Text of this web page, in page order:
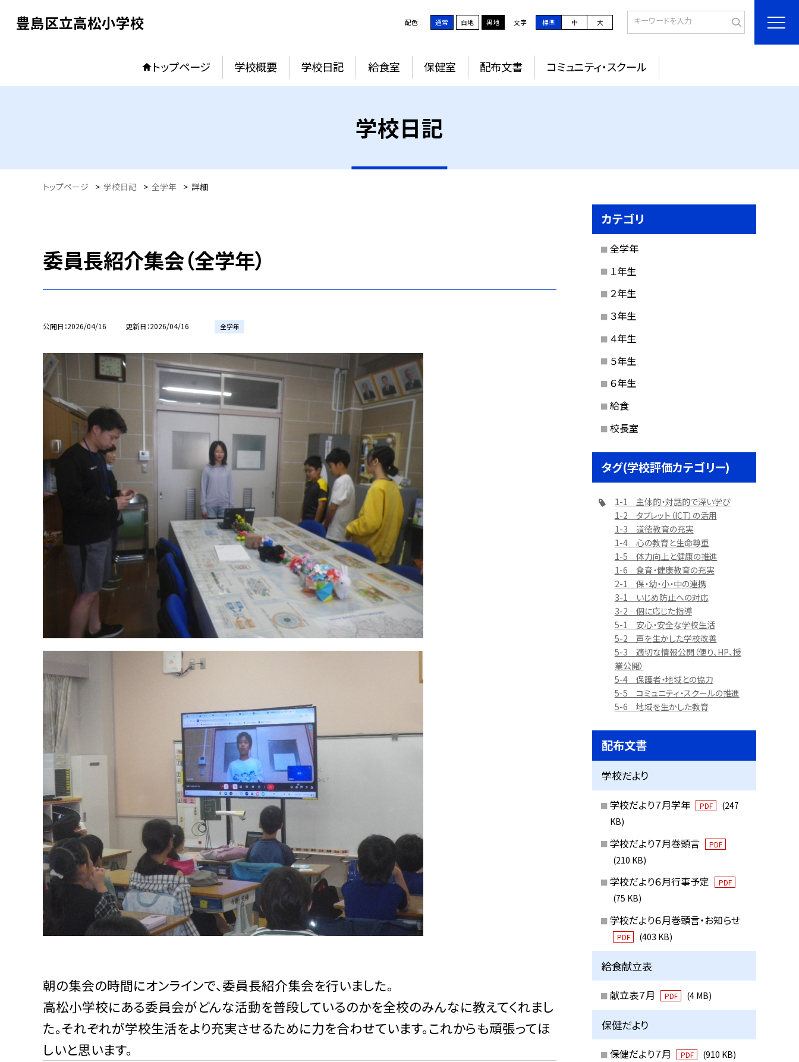
豊島区立高松小学校 配色 通常 白地 黒地 文字 標準 中 大
トップページ 学校概要 学校日記 給食室 保健室 配布文書 コミュニティ・スクール
学校日記
トップページ > 学校日記 > 全学年 > 詳細
委員長紹介集会（全学年）
公開日 2026/04/16 更新日 2026/04/16 全学年
朝の集会の時間にオンラインで、委員長紹介集会を行いました。
高松小学校にある委員会がどんな活動を普段しているのかを全校のみんなに教えてくれまし
た。それぞれが学校生活をより充実させるために力を合わせています。これからも頑張ってほ
しいと思います。
カテゴリ
全学年
１年生
２年生
３年生
４年生
５年生
６年生
給食
校長室
タグ(学校評価カテゴリー)
1-1 主体的・対話的で深い学び
1-2 タブレット（ICT）の活用
1-3 道徳教育の充実
1-4 心の教育と生命尊重
1-5 体力向上と健康の推進
1-6 食育・健康教育の充実
2-1 保・幼・小・中の連携
3-1 いじめ防止への対応
3-2 個に応じた指導
5-1 安心・安全な学校生活
5-2 声を生かした学校改善
5-3 適切な情報公開（便り、HP、授
業公開）
5-4 保護者・地域との協力
5-5 コミュニティ・スクールの推進
5-6 地域を生かした教育
配布文書
学校だより
学校だより７月学年 PDF
(247
KB)
学校だより７月巻頭言 PDF
(210 KB)
学校だより６月行事予定 PDF
(75 KB)
学校だより６月巻頭言・お知らせ
PDF (403 KB)
給食献立表
献立表７月 PDF (4 MB)
保健だより
保健だより７月 PDF (910 KB)